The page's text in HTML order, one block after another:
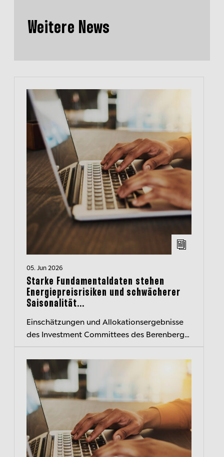
Weitere News
05. Jun 2026
Starke Fundamentaldaten stehen
Energiepreisrisiken und schwächerer
Saisonalität...
Einschätzungen und Allokationsergebnisse
des Investment Committees des Berenberg
zusammengefasst – der transparente
Einblick...